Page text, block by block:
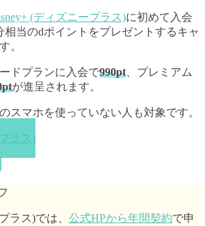
(ディズニープラス)に初めて入会
相当のdポイントをプレゼントするキャ
。
ドプランに入会で990pt、プレミアム
が進呈されます。
スマホを使っていない人も対象です。
ラス)
ラス)では、 公式HPから年間契約で申